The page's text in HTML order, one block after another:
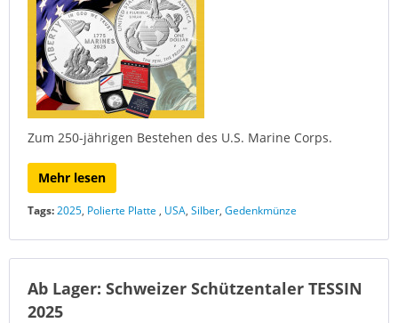
Zum 250-jährigen Bestehen des U.S. Marine Corps.
Mehr lesen
Tags:2025, Polierte Platte , USA, Silber, Gedenkmünze
Ab Lager: Schweizer Schützentaler TESSIN
2025